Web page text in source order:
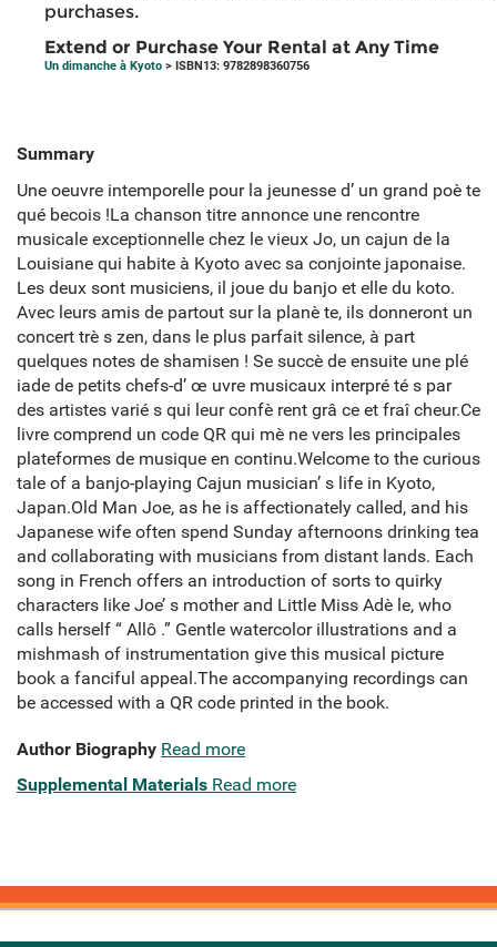
purchases.
Extend or Purchase Your Rental at Any Time
Un dimanche à Kyoto > ISBN13: 9782898360756
Summary
Une oeuvre intemporelle pour la jeunesse d’ un grand poè te
qué becois !La chanson titre annonce une rencontre
musicale exceptionnelle chez le vieux Jo, un cajun de la
Louisiane qui habite à Kyoto avec sa conjointe japonaise.
Les deux sont musiciens, il joue du banjo et elle du koto.
Avec leurs amis de partout sur la planè te, ils donneront un
concert trè s zen, dans le plus parfait silence, à part
quelques notes de shamisen ! Se succè de ensuite une plé
iade de petits chefs-d’ œ uvre musicaux interpré té s par
des artistes varié s qui leur confè rent grâ ce et fraî cheur.Ce
livre comprend un code QR qui mè ne vers les principales
plateformes de musique en continu.Welcome to the curious
tale of a banjo-playing Cajun musician’ s life in Kyoto,
Japan.Old Man Joe, as he is affectionately called, and his
Japanese wife often spend Sunday afternoons drinking tea
and collaborating with musicians from distant lands. Each
song in French offers an introduction of sorts to quirky
characters like Joe’ s mother and Little Miss Adè le, who
calls herself “ Allô .” Gentle watercolor illustrations and a
mishmash of instrumentation give this musical picture
book a fanciful appeal.The accompanying recordings can
be accessed with a QR code printed in the book.
Author Biography Read more
Supplemental Materials Read more